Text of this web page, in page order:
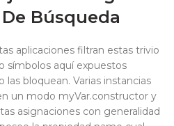
Búsqueda
aplicaciones filtran estas trivio
símbolos aquí expuestos
las bloquean. Varias instancias
un modo myVar.constructor y
asignaciones con generalidad